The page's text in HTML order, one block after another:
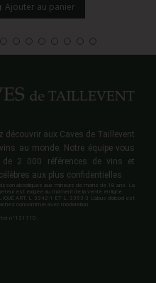
Ajouter au panier
découvrir aux Caves de Taillevent
au monde. Notre équipe vous
2 000 références de vins et
aux plus confidentielles.
alcooliques aux mineurs de moins de 18 ans. La
est exigée au moment de la vente en ligne.
ART. L 3342-1 ET L. 3353-3 L'abus d'alcool est
consommer avec modération.
n°131110.